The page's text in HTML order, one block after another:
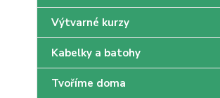
Výtvarné kurzy
Kabelky a batohy
Tvoříme doma